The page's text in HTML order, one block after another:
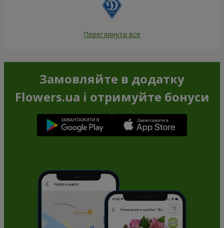
Переглянути все
Замовляйте в додатку
Flowers.ua і отримуйте бонуси